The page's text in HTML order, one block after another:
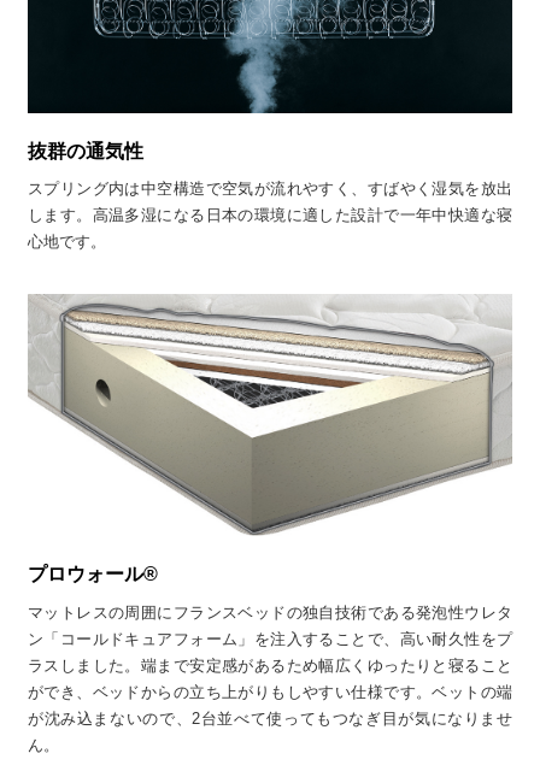
抜群の通気性
スプリング内は中空構造で空気が流れやすく、すばやく湿気を放出
します。高温多湿になる日本の環境に適した設計で一年中快適な寝
心地です。
プロウォール®
マットレスの周囲にフランスベッドの独自技術である発泡性ウレタ
ン「コールドキュアフォーム」を注入することで、高い耐久性をプ
ラスしました。端まで安定感があるため幅広くゆったりと寝ること
ができ、ベッドからの立ち上がりもしやすい仕様です。ベットの端
が沈み込まないので、2台並べて使ってもつなぎ目が気になりませ
ん。